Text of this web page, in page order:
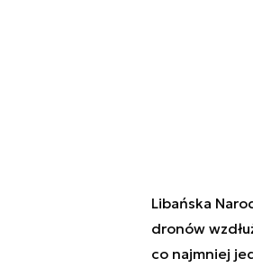
Libańska
dronów
co najmniej